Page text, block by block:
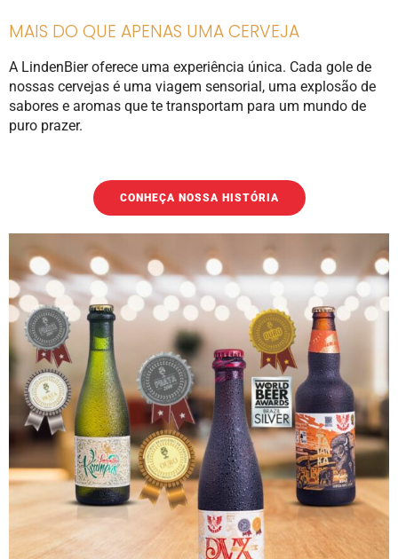
MAIS DO QUE APENAS UMA CERVEJA
A LindenBier oferece uma experiência única. Cada gole de
nossas cervejas é uma viagem sensorial, uma explosão de
sabores e aromas que te transportam para um mundo de
puro prazer.
CONHEÇA NOSSA HISTÓRIA